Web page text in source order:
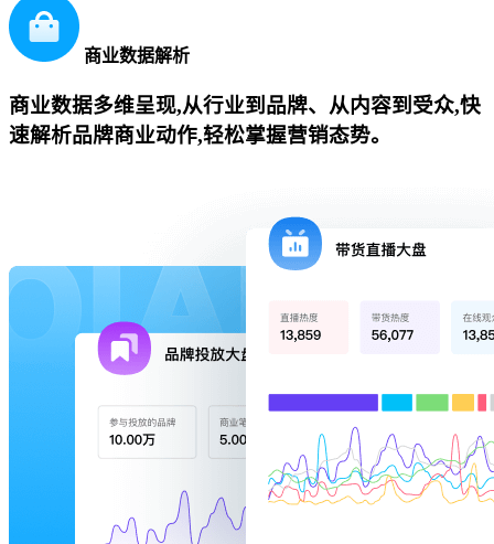
商业数据解析
商业数据多维呈现,从行业到品牌、从内容到受众,快
速解析品牌商业动作,轻松掌握营销态势。